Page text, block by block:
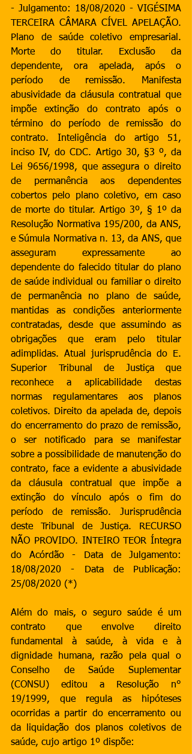
- Julgamento: 18/08/2020 - VIGÉSIMA
TERCEIRA CÂMARA CÍVEL APELAÇÃO.
Plano de saúde coletivo empresarial.
Morte do titular. Exclusão da
dependente, ora apelada, após o
período de remissão. Manifesta
abusividade da cláusula contratual que
impõe extinção do contrato após o
término do período de remissão do
contrato. Inteligência do artigo 51,
inciso IV, do CDC. Artigo 30, §3 º, da
Lei 9656/1998, que assegura o direito
de permanência aos dependentes
cobertos pelo plano coletivo, em caso
de morte do titular. Artigo 3º, § 1º da
Resolução Normativa 195/200, da ANS,
e Súmula Normativa n. 13, da ANS, que
asseguram expressamente ao
dependente do falecido titular do plano
de saúde individual ou familiar o direito
de permanência no plano de saúde,
mantidas as condições anteriormente
contratadas, desde que assumindo as
obrigações que eram pelo titular
adimplidas. Atual jurisprudência do E.
Superior Tribunal de Justiça que
reconhece a aplicabilidade destas
normas regulamentares aos planos
coletivos. Direito da apelada de, depois
do encerramento do prazo de remissão,
o ser notificado para se manifestar
sobre a possibilidade de manutenção do
contrato, face a evidente a abusividade
da cláusula contratual que impõe a
extinção do vínculo após o fim do
período de remissão. Jurisprudência
deste Tribunal de Justiça. RECURSO
NÃO PROVIDO. INTEIRO TEOR Íntegra
do Acórdão - Data de Julgamento:
18/08/2020 - Data de Publicação:
25/08/2020 (*)
Além do mais, o seguro saúde é um
contrato que envolve direito
fundamental à saúde, à vida e à
dignidade humana, razão pela qual o
Conselho de Saúde Suplementar
(CONSU) editou a Resolução n°
19/1999, que regula as hipóteses
ocorridas a partir do encerramento ou
da liquidação dos planos coletivos de
saúde, cujo artigo 1º dispõe: